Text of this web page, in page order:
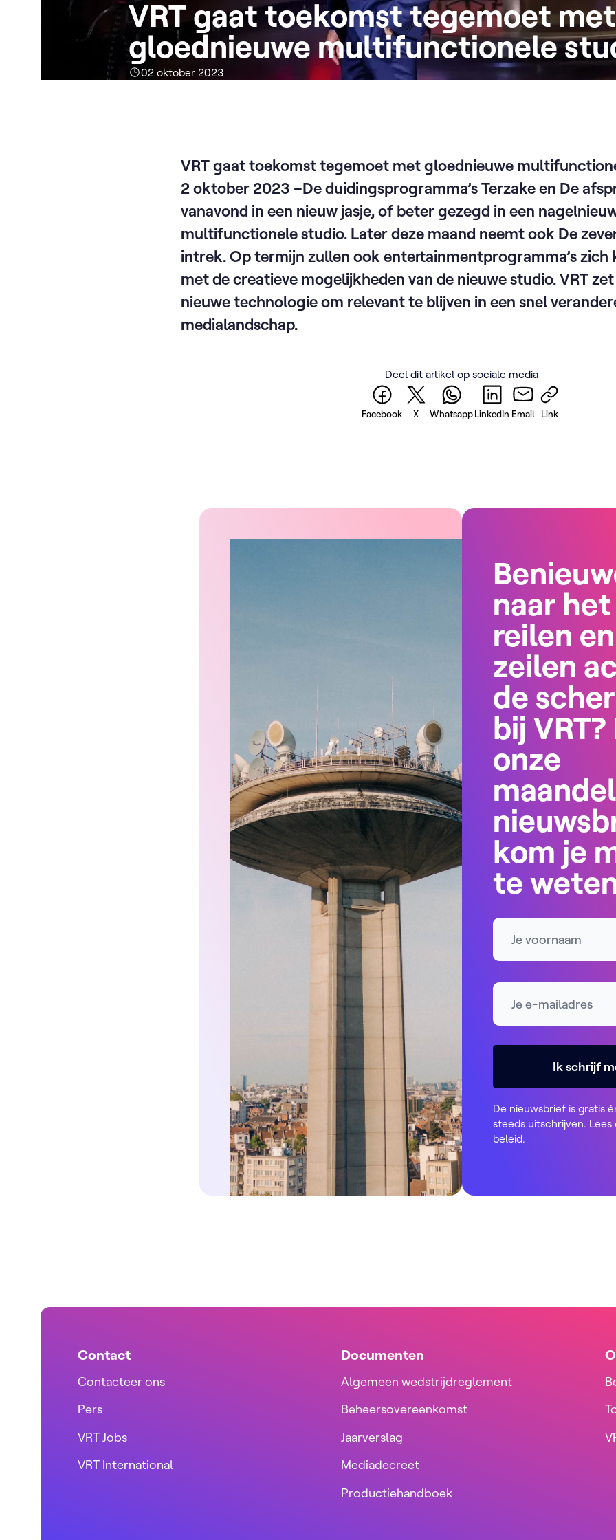
VRT gaat toekomst tegemoet met
gloednieuwe multifunctionele
02 oktober 2023
VRT gaat toekomst tegemoet met gloednieuwe
2 oktober 2023 –De duidingsprogramma’s Terzake en De
vanavond in een nieuw jasje, of beter gezegd in een
multifunctionele studio. Later deze maand neemt ook De
intrek. Op termijn zullen ook entertainmentprogramma’s zich
met de creatieve mogelijkheden van de nieuwe studio. VRT
nieuwe technologie om relevant te blijven in een snel
medialandschap.
Deel dit artikel op sociale media
Facebook X WhatsappLinkedIn Email Link
naar het
reilen en
zeilen
de
bij VRT?
onze
kom je
te
Naam
E-mailadres *
Ik schrijf
De nieuwsbrief is gratis
steeds uitschrijven.
beleid.
Contact
Contacteer ons
Pers
VRT Jobs
VRT International
Documenten
Algemeen wedstrijdreglement
Beheersovereenkomst
Jaarverslag
Mediadecreet
Productiehandboek